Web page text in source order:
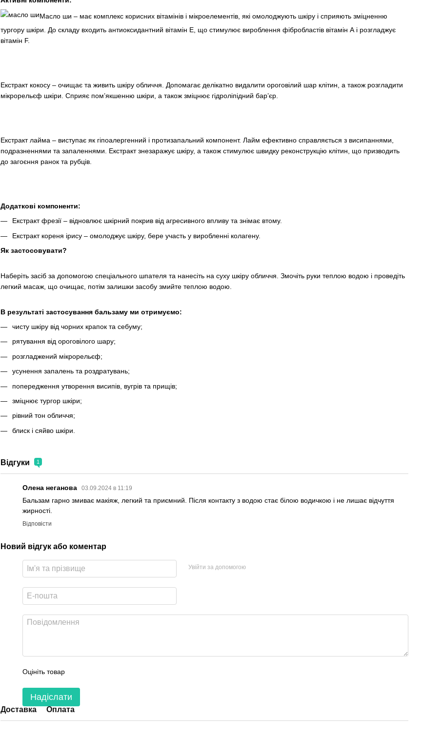
Масло ши – має комплекс корисних вітамінів і мікроелементів, які омолоджують шкіру і сприяють зміцненню
тургору шкіри. До складу входить антиоксидантний вітамін Е, що стимулює вироблення фібробластів вітамін А і розгладжує
вітамін F.
Екстракт кокосу – очищає та живить шкіру обличчя. Допомагає делікатно видалити ороговілий шар клітин, а також розгладити
мікрорельєф шкіри. Сприяє пом’якшенню шкіри, а також зміцнює гідроліпідний бар’єр.
Екстракт лайма – виступає як гіпоалергенний і протизапальний компонент. Лайм ефективно справляється з висипаннями,
подразненнями та запаленнями. Екстракт знезаражує шкіру, а також стимулює швидку реконструкцію клітин, що призводить
до загоєння ранок та рубців.
Додаткові компоненти:
Екстракт фрезії – відновлює шкірний покрив від агресивного впливу та знімає втому.
Екстракт кореня ірису – омолоджує шкіру, бере участь у виробленні колагену.
Як застосовувати?
Наберіть засіб за допомогою спеціального шпателя та нанесіть на суху шкіру обличчя. Змочіть руки теплою водою і проведіть
легкий масаж, що очищає, потім залишки засобу змийте теплою водою.
В результаті застосування бальзаму ми отримуємо:
чисту шкіру від чорних крапок та себуму;
рятування від ороговілого шару;
розгладжений мікрорельєф;
усунення запалень та роздратувань;
попередження утворення висипів, вугрів та прищів;
зміцнює тургор шкіри;
рівний тон обличчя;
блиск і сяйво шкіри.
Відгуки 1
Олена неганова 03.09.2024 в 11:19
Бальзам гарно змиває макіяж, легкий та приємний. Після контакту з водою стає білою водичкою і не лишає відчуття
жирності.
Відповісти
Новий відгук або коментар
Увійти за допомогою
Оцініть товар
Надіслати
Доставка Оплата